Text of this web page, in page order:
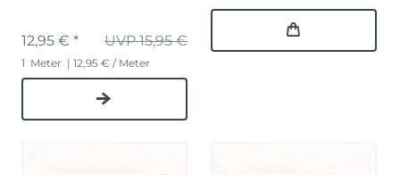
UVP 15,95 €
12,95 € *
1 Meter | 12,95 € / Meter